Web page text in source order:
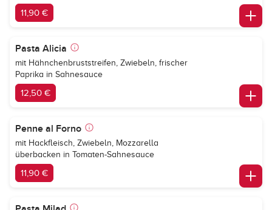
11,90 €
Pasta Alicia
mit Hähnchenbruststreifen, Zwiebeln, frischer
Paprika in Sahnesauce
12,50 €
Penne al Forno
mit Hackfleisch, Zwiebeln, Mozzarella
überbacken in Tomaten-Sahnesauce
11,90 €